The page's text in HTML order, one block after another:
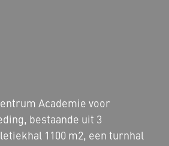
Academie voor
bestaande uit 3
1100 m2, een turnhal